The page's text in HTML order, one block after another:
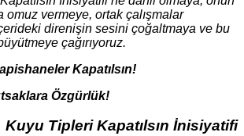
omuz vermeye, ortak çalışmalar
direnişin sesini çoğaltmaya ve bu
çağırıyoruz.
Kapatılsın!
Özgürlük!
Kuyu Tipleri Kapatılsın İnisiyatifi